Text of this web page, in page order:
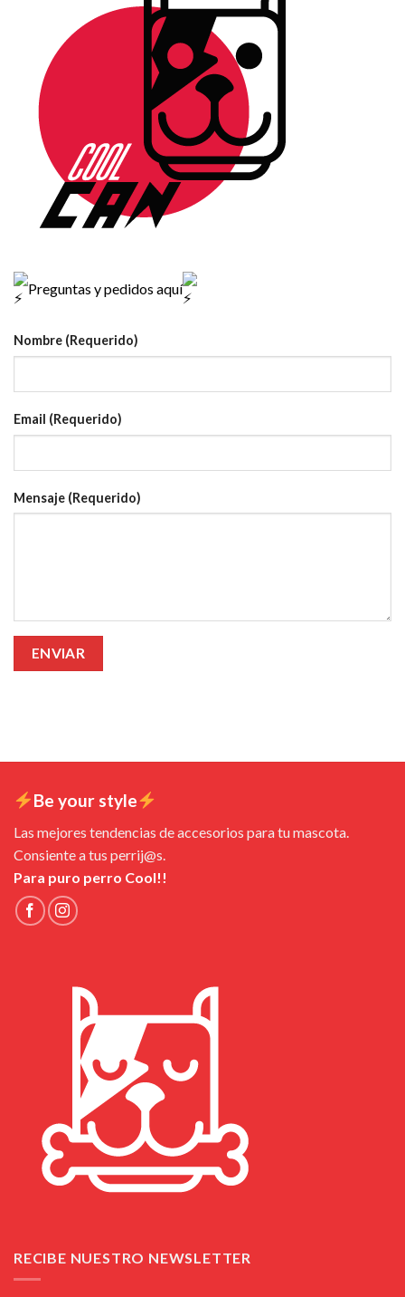
Preguntas y pedidos aquí
Nombre (Requerido)
Email (Requerido)
Mensaje (Requerido)
Be your style
Las mejores tendencias de accesorios para tu mascota.
Consiente a tus perrij@s.
Para puro perro Cool!!
RECIBE NUESTRO NEWSLETTER